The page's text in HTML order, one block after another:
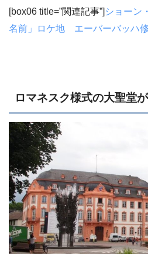
[box06 title=”関連記事”] ショーン
名前」ロケ地 エーバーバッハ
ロマネスク様式の大聖堂